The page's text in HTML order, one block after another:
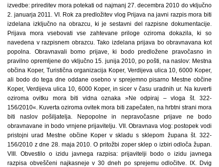
izvedbe: prireditev mora potekati od najmanj 27. decembra 2010 do vključno
2. januarja 2011. VI. Rok za predložitev vlog Prijava na javni razpis mora biti
izdelana izključno na obrazcu, ki je sestavni del razpisne dokumentacije.
Prijava mora vsebovati vse zahtevane priloge oziroma dokazila, ki so
navedena v razpisnem obrazcu. Tako izdelana prijava bo obravnavana kot
popolna. Obravnavali bomo prijave, ki bodo predložene pravočasno in
pravilno opremljene do vključno 15. junija 2010, po pošti, na naslov: Mestna
občina Koper, Turistična organizacija Koper, Verdijeva ulica 10, 6000 Koper,
ali bodo do tega dne oddane osebno v sprejemno pisarno Mestne občine
Koper, Verdijeva ulica 10, 6000 Koper, in sicer v času uradnih ur. Na kuverti
oziroma ovitku mora biti vidna oznaka »Ne odpiraj – vloga št. 322-
156/2010«. Kuverta oziroma ovitek mora biti zapečaten, na hrbtni strani mora
biti naslov pošiljatelja. Nepopolne in nepravočasne prijave ne bodo
obravnavane in bodo vrnjene prijavitelju. VII. Obravnava vlog: postopek vodi
pristojni urad Mestne občine Koper v skladu s sklepom župana št. 322-
156/2010 z dne 28. maja 2010. O pritožbi zoper sklep o izbiri odloča župan.
VIII. Obvestilo o izidu javnega razpisa: prijavitelji bodo o izidu javnega
razpisa obveščeni najkasneje v 30 dneh po sprejemu odločitve. IX. Dvig